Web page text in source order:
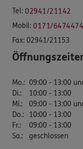
Tel: 02941/21142
Mobil: 0171/6474474
Fax: 02941/21153
Mo.: 09:00 - 13:00
Di.:
10:00 - 13:00
Mi.:
09:00 - 13:00
Do.:
10:00 - 13:00
Fr.:
09:00 - 13:00
Sa.: geschlossen